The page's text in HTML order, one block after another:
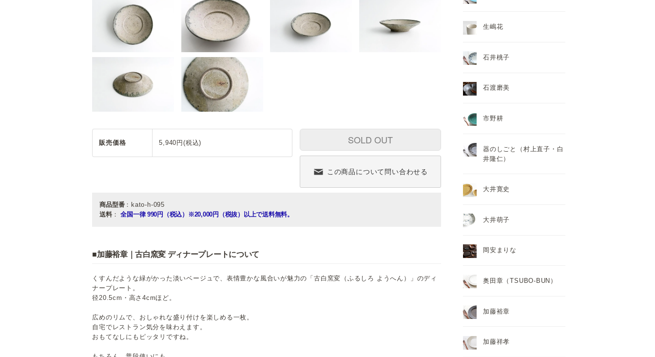
販売価格 5,940円(税込) SOLD OUT
この商品について問い合わせる
商品型番：kato-h-095
送料： 全国一律 990円（税込） ※20,000円（税抜）以上で送料無料。
■加藤裕章｜古白窯変 ディナープレートについて
くすんだような緑がかった淡いベージュで、表情豊かな風合いが魅力の「古白窯変（ふるしろ ようへん）」のディ
ナープレート。
径20.5cm・高さ4cmほど。
広めのリムで、おしゃれな盛り付けを楽しめる一枚。
自宅でレストラン気分を味わえます。
おもてなしにもピッタリですね。
生嶋花
石井桃子
石渡磨美
市野耕
器のしごと（村上直子・白
井隆仁）
大井寛史
大井萌子
岡安まりな
奥田章（TSUBO-BUN）
加藤裕章
加藤祥孝